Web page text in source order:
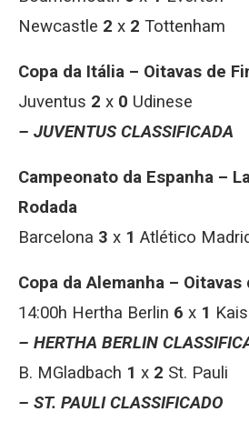
Newcastle 2 x 2 Tottenham
Copa da Itália – Oitavas de
Juventus 2 x 0 Udinese
– JUVENTUS CLASSIFICADA
Campeonato da Espanha –
Rodada
Barcelona 3 x 1 Atlético
Copa da Alemanha – Oitavas
14:00h Hertha Berlin 6 x 1
– HERTHA BERLIN
B. MGladbach 1 x 2 St. Pauli
– ST. PAULI CLASSIFICADO